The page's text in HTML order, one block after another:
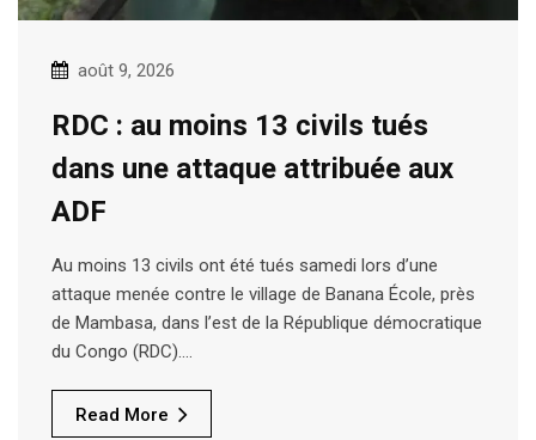
août 9, 2026
RDC : au moins 13 civils tués
dans une attaque attribuée aux
ADF
Au moins 13 civils ont été tués samedi lors d’une
attaque menée contre le village de Banana École, près
de Mambasa, dans l’est de la République démocratique
du Congo (RDC).…
Read More